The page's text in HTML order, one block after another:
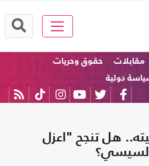
مقابلات
حقوق وحريات
دولية
هل تنجح "اعزل